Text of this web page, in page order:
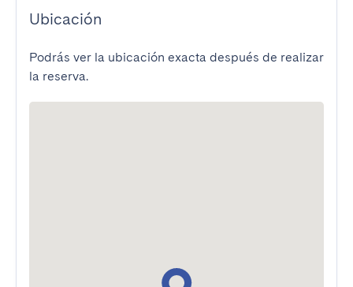
Ubicación
Podrás ver la ubicación exacta después de realizar
la reserva.